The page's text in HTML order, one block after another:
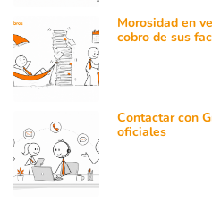
Morosidad en
cobro de sus
Contactar con
oficiales